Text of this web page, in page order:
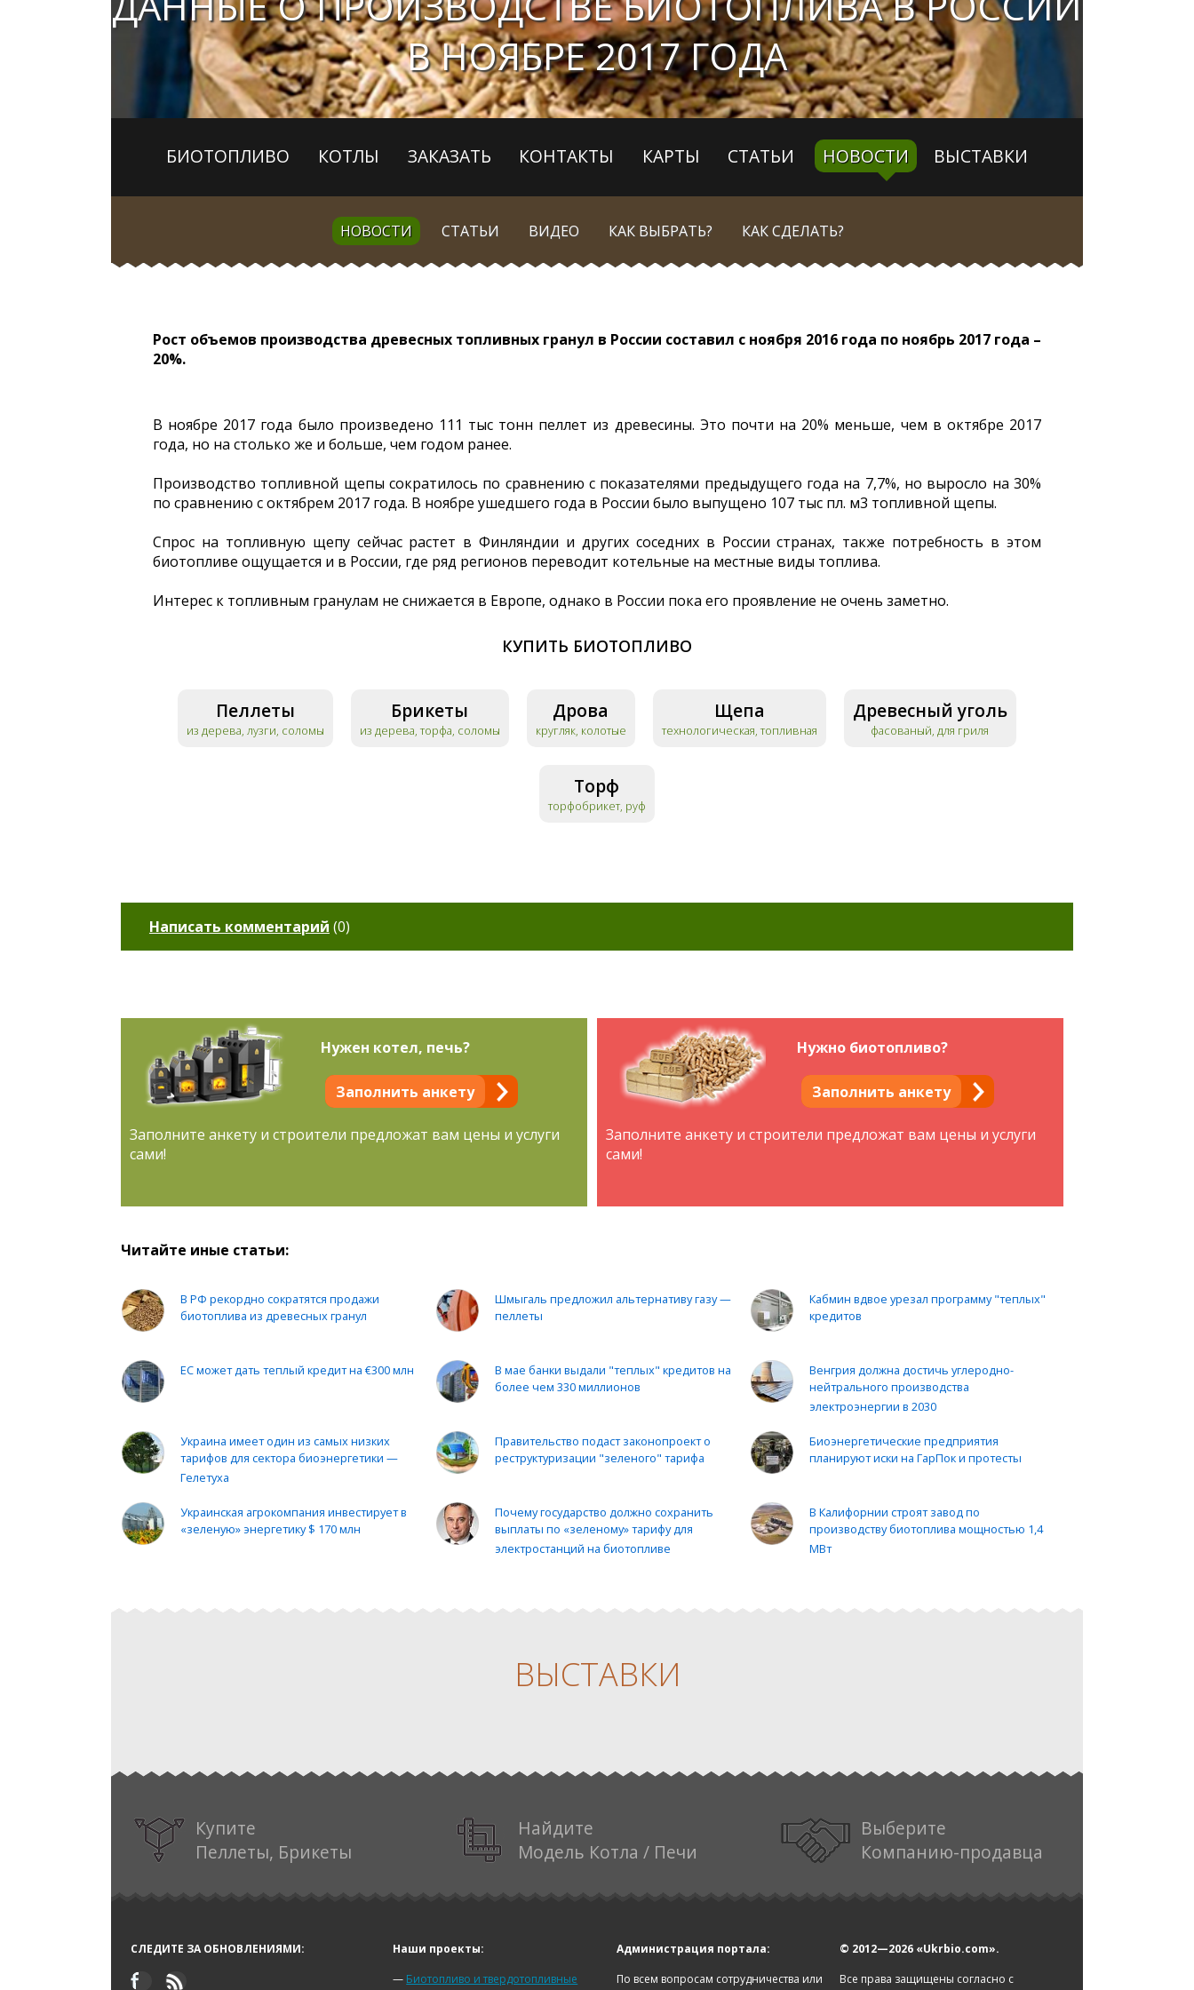
В НОЯБРЕ 2017 ГОДА
БИОТОПЛИВО КОТЛЫ ЗАКАЗАТЬ КОНТАКТЫ КАРТЫ СТАТЬИ НОВОСТИ ВЫСТАВКИ
НОВОСТИ СТАТЬИ ВИДЕО КАК ВЫБРАТЬ? КАК СДЕЛАТЬ?
Рост объемов производства древесных топливных гранул в России составил с ноября 2016 года по ноябрь 2017 года –
20%.
В ноябре 2017 года было произведено 111 тыс тонн пеллет из древесины. Это почти на 20% меньше, чем в октябре 2017
года, но на столько же и больше, чем годом ранее.
Производство топливной щепы сократилось по сравнению с показателями предыдущего года на 7,7%, но выросло на 30%
по сравнению с октябрем 2017 года. В ноябре ушедшего года в России было выпущено 107 тыс пл. м3 топливной щепы.
Спрос на топливную щепу сейчас растет в Финляндии и других соседних в России странах, также потребность в этом
биотопливе ощущается и в России, где ряд регионов переводит котельные на местные виды топлива.
Интерес к топливным гранулам не снижается в Европе, однако в России пока его проявление не очень заметно.
КУПИТЬ БИОТОПЛИВО
Пеллеты
из дерева, лузги, соломы
Брикеты
из дерева, торфа, соломы
Дрова
кругляк, колотые
Щепа
технологическая, топливная
Древесный уголь
фасованый, для гриля
Торф
торфобрикет, руф
Написать комментарий (0)
Нужен котел, печь?
Заполнить анкету
Заполните анкету и строители предложат вам цены и услуги
сами!
Нужно биотопливо?
Заполнить анкету
Заполните анкету и строители предложат вам цены и услуги
сами!
Читайте иные статьи:
В РФ рекордно сократятся продажи
биотоплива из древесных гранул
Шмыгаль предложил альтернативу газу —
пеллеты
Кабмин вдвое урезал программу "теплых"
кредитов
ЕС может дать теплый кредит на €300 млн В мае банки выдали "теплых" кредитов на
более чем 330 миллионов
Венгрия должна достичь углеродно-
нейтрального производства
электроэнергии в 2030
Украина имеет один из самых низких
тарифов для сектора биоэнергетики —
Гелетуха
Правительство подаст законопроект о
реструктуризации "зеленого" тарифа
Биоэнергетические предприятия
планируют иски на ГарПок и протесты
Украинская агрокомпания инвестирует в
«зеленую» энергетику $ 170 млн
Почему государство должно сохранить
выплаты по «зеленому» тарифу для
электростанций на биотопливе
В Калифорнии строят завод по
производству биотоплива мощностью 1,4
МВт
ВЫСТАВКИ
Купите
Пеллеты, Брикеты
Найдите
Модель Котла / Печи
Выберите
Компанию-продавца
СЛЕДИТЕ ЗА ОБНОВЛЕНИЯМИ:
Наши проекты:
— Биотопливо и твердотопливные
Администрация портала:
По всем вопросам сотрудничества или
© 2012—2026 «Ukrbio.com».
Все права защищены согласно с